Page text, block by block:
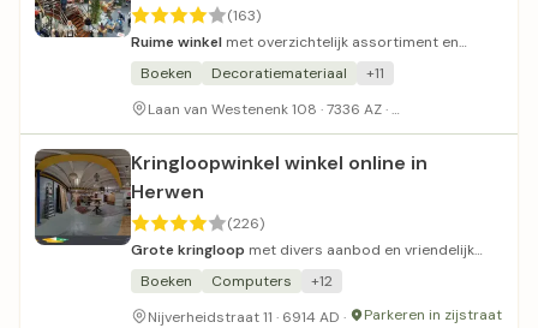
(163)
Ruime winkel met overzichtelijk assortiment en
netjes gepresenteerde goederen.
Boeken Decoratiemateriaal
+11
Laan van Westenenk 108 · 7336 AZ ·
Kringloopwinkel winkel online in
Herwen
(226)
Grote kringloop met divers aanbod en vriendelijk
personeel.
Boeken Computers
+12
Nijverheidstraat 11 · 6914 AD ·
Parkeren in zijstraat